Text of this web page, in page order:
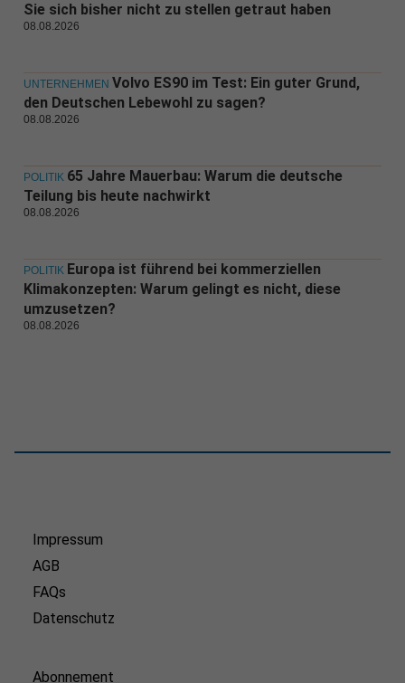
Sie sich bisher nicht zu stellen getraut haben
08.08.2026
UNTERNEHMEN Volvo ES90 im Test: Ein guter Grund,
den Deutschen Lebewohl zu sagen?
08.08.2026
POLITIK 65 Jahre Mauerbau: Warum die deutsche
Teilung bis heute nachwirkt
08.08.2026
POLITIK Europa ist führend bei kommerziellen
Klimakonzepten: Warum gelingt es nicht, diese
umzusetzen?
08.08.2026
Impressum
AGB
FAQs
Datenschutz
Abonnement